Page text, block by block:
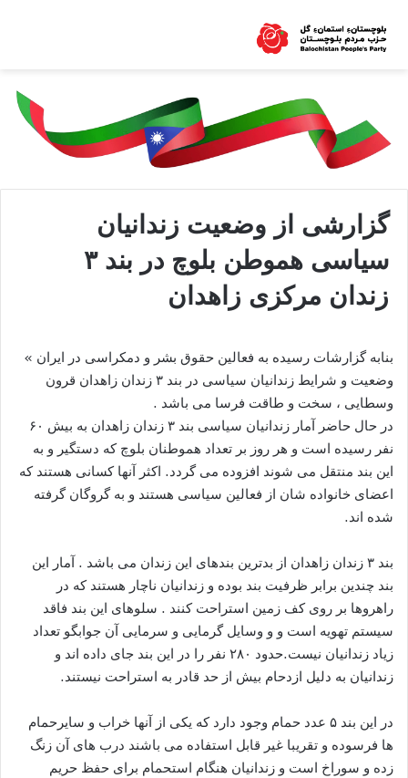
گزارشی از وضعیت زندانیان
سیاسی هموطن بلوچ در بند ۳
زندان مرکزی زاهدان
بنابه گزارشات رسیده به فعالین حقوق بشر و دمکراسی در ایران »
وضعیت و شرایط زندانیان سیاسی در بند ۳ زندان زاهدان قرون
وسطایی ، سخت و طاقت فرسا می باشد .
در حال حاضر آمار زندانیان سیاسی بند ۳ زندان زاهدان به بیش ۶۰
نفر رسیده است و هر روز بر تعداد هموطنان بلوچ که دستگیر و به
این بند منتقل می شوند افزوده می گردد. اکثر آنها کسانی هستند که
اعضای خانواده شان از فعالین سیاسی هستند و به گروگان گرفته
شده اند.
بند ۳ زندان زاهدان از بدترین بندهای این زندان می باشد . آمار این
بند چندین برابر ظرفیت بند بوده و زندانیان ناچار هستند که در
راهروها بر روی کف زمین استراحت کنند . سلوهای این بند فاقد
سیستم تهویه است و و وسایل گرمایی و سرمایی آن جوابگو تعداد
زیاد زندانیان نیست.حدود ۲۸۰ نفر را در این بند جای داده اند و
زندانیان به دلیل ازدحام بیش از حد قادر به استراحت نیستند.
در این بند ۵ عدد حمام وجود دارد که یکی از آنها خراب و سایرحمام
ها فرسوده و تقریبا غیر قابل استفاده می باشند درب های آن زنگ
زده و سوراخ است و زندانیان هنگام استحمام برای حفظ حریم